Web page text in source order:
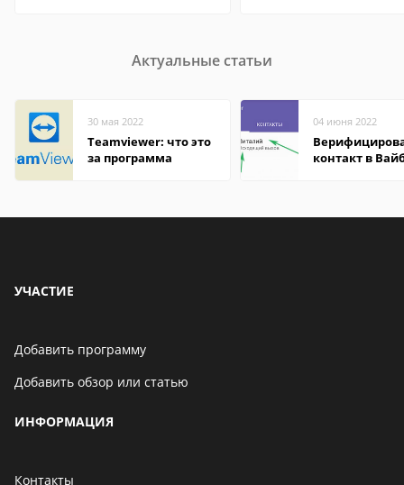
Актуальные статьи
30 мая 2022
Teamviewer: что это
за программа
04 июня 2022
контакт в
УЧАСТИЕ
Добавить программу
Добавить обзор или статью
ИНФОРМАЦИЯ
Контакты